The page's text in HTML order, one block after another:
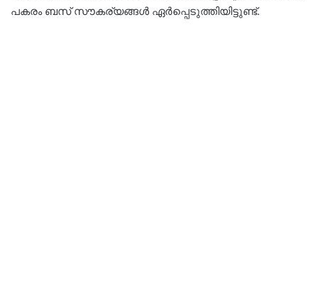
പകരം ബസ് സൗകര്യങ്ങൾ ഏർപ്പെടുത്തിയിട്ടുണ്ട്.